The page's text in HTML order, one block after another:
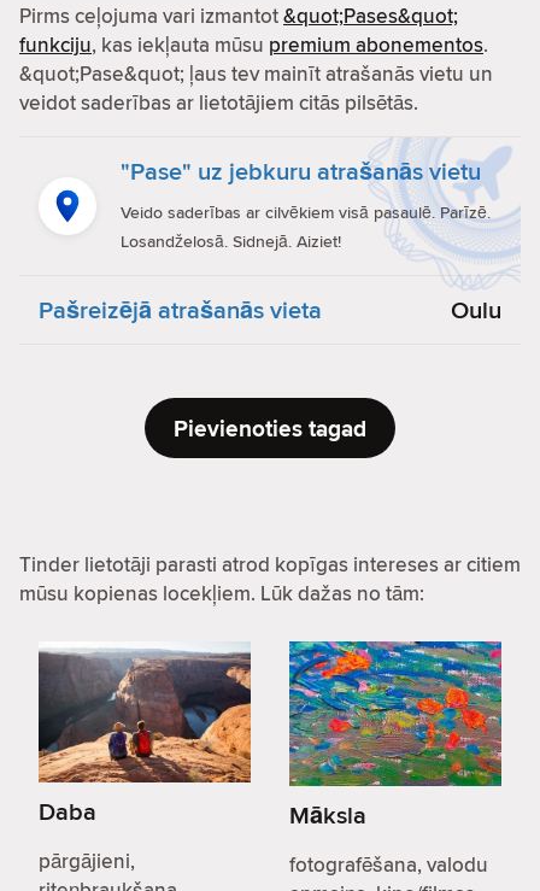
Pirms ceļojuma vari izmantot&quot;Pases&quot;
funkciju, kas iekļauta mūsu premium abonementos.
&quot;Pase&quot; ļaus tev mainīt atrašanās vietu un
veidot saderības ar lietotājiem citās pilsētās.
"Pase" uz jebkuru atrašanās vietu
Veido saderības ar cilvēkiem visā pasaulē. Parīzē.
Losandželosā. Sidnejā. Aiziet!
Pašreizējā atrašanās vieta Oulu
Pievienoties tagad
Tinder lietotāji parasti atrod kopīgas intereses ar citiem
mūsu kopienas locekļiem. Lūk dažas no tām:
Daba
pārgājieni,
Māksla
fotografēšana, valodu